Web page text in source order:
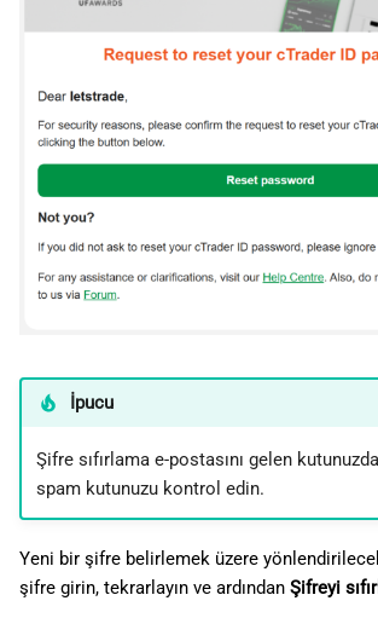
İpucu
Şifre sıfırlama e-postasını gelen
spam kutunuzu kontrol edin.
Yeni bir şifre belirlemek üzere
şifre girin, tekrarlayın ve ardından Şifreyi